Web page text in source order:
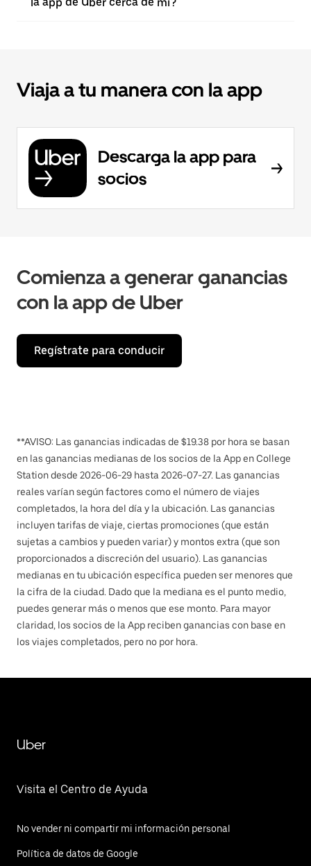
Viaja a tu manera con la app
Descarga la app para
socios
Comienza a generar ganancias
con la app de Uber
Regístrate para conducir
**AVISO: Las ganancias indicadas de $19.38 por hora se basan
en las ganancias medianas de los socios de la App en College
Station desde 2026-06-29 hasta 2026-07-27. Las ganancias
reales varían según factores como el número de viajes
completados, la hora del día y la ubicación. Las ganancias
incluyen tarifas de viaje, ciertas promociones (que están
sujetas a cambios y pueden variar) y montos extra (que son
proporcionados a discreción del usuario). Las ganancias
medianas en tu ubicación específica pueden ser menores que
la cifra de la ciudad. Dado que la mediana es el punto medio,
puedes generar más o menos que ese monto. Para mayor
claridad, los socios de la App reciben ganancias con base en
los viajes completados, pero no por hora.
Uber
Visita el Centro de Ayuda
No vender ni compartir mi información personal
Política de datos de Google